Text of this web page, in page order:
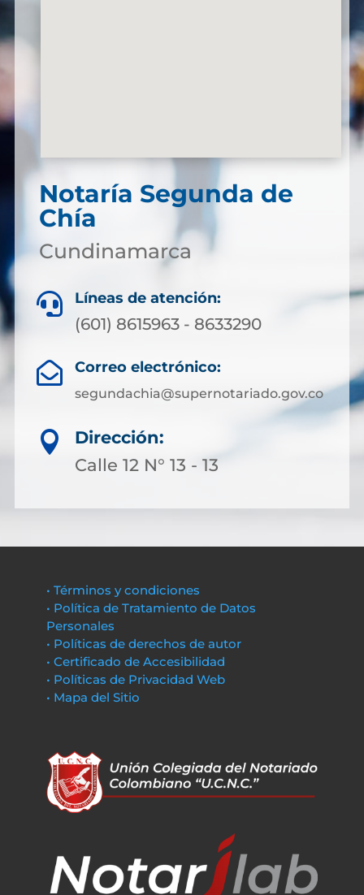
Notaría Segunda de
Chía
Cundinamarca
 Líneas de atención:
(601) 8615963 - 8633290
 Correo electrónico:
segundachia@supernotariado.gov.co

Dirección:
Calle 12 N° 13 - 13
• Términos y condiciones
• Política de Tratamiento de Datos
Personales
• Políticas de derechos de autor
• Certificado de Accesibilidad
• Políticas de Privacidad Web
• Mapa del Sitio